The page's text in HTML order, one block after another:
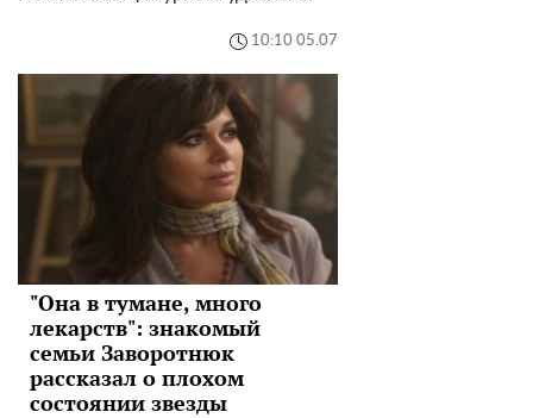
10:10 05.07
"Она в тумане, много
лекарств": знакомый
семьи Заворотнюк
рассказал о плохом
состоянии звезды